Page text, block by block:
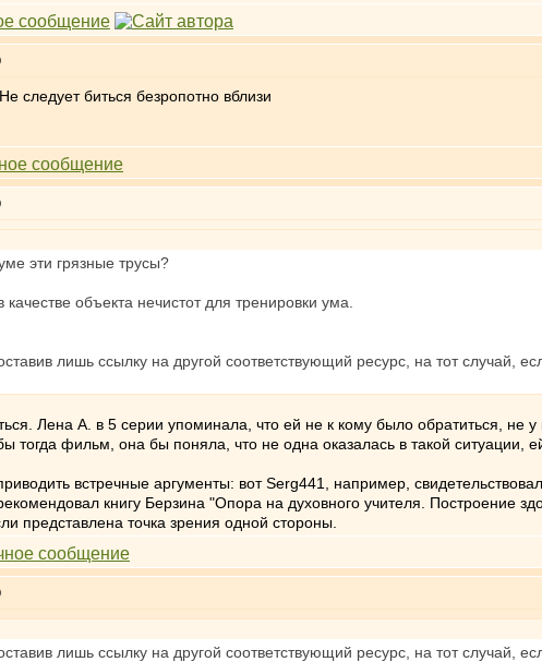
следует биться безропотно вблизи
эти грязные трусы?
объекта нечистот для тренировки ума.
лишь ссылку на другой соответствующий ресурс, на тот случай,
Лена А. в 5 серии упоминала, что ей не к кому было обратиться, не у
фильм, она бы поняла, что не одна оказалась в такой ситуации,
встречные аргументы: вот Serg441, например,
книгу Берзина "Опора на духовного учителя. Построение
представлена точка зрения одной стороны.
лишь ссылку на другой соответствующий ресурс, на тот случай,